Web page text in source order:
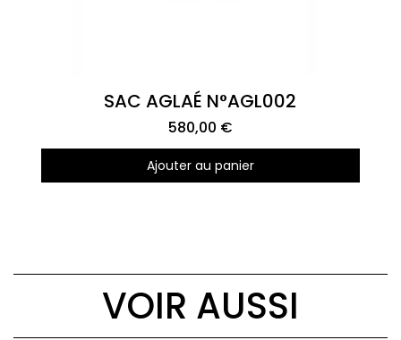
Aperçu rapide
SAC AGLAÉ N°AGL002
580,00 €
Ajouter au panier
VOIR AUSSI